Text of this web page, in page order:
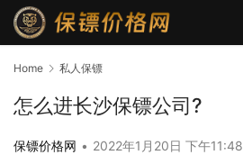
Home 私人保镖
怎么进长沙保镖公司?
保镖价格网 • 2022年1月20日 下午11:48